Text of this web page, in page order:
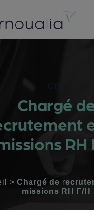
Chargé de
RH
> Chargé de
missions RH F/H